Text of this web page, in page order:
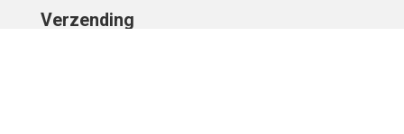
Verzending